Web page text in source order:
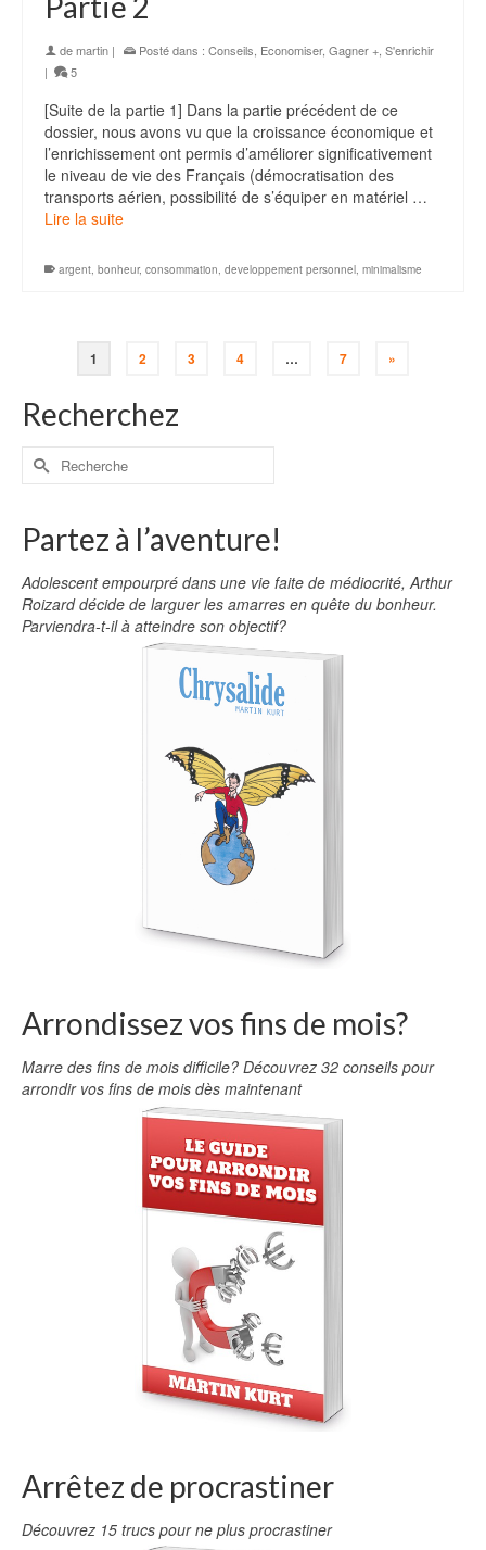
demartin | Posté dans : Conseils Economiser, Gagner + S'enrichir
|
5
[Suite de la partie 1] Dans la partie précédent de ce
dossier, nous avons vu que la croissance économique et
l’enrichissement ont permis d’améliorer significativement
le niveau de vie des Français (démocratisation des
transports aérien, possibilité de s’équiper en matériel …
Lire la suite
argent, bonheur, consommation, developpement personnel, minimalisme
1 2 3 4 … 7 »
Recherchez
Partez à l’aventure!
Adolescent empourpré dans une vie faite de médiocrité, Arthur
Roizard décide de larguer les amarres en quête du bonheur.
Parviendra-t-il à atteindre son objectif?
Arrondissez vos fins de mois?
Marre des fins de mois difficile? Découvrez 32 conseils pour
arrondir vos fins de mois dès maintenant
Arrêtez de procrastiner
Découvrez 15 trucs pour ne plus procrastiner